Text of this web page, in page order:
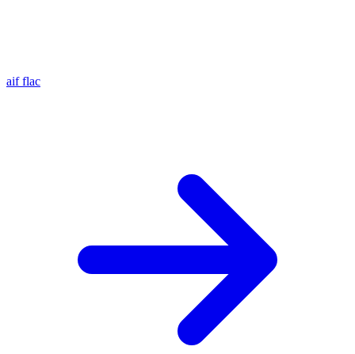
aif flac